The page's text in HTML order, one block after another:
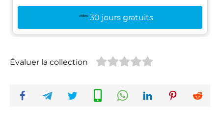
30 jours gratuits
Évaluer la collection